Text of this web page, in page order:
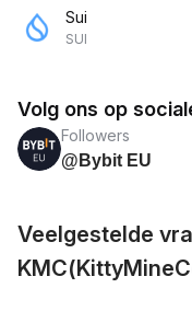
Sui
SUI
Volg ons op
Followers
@Bybit EU
Veelgestelde